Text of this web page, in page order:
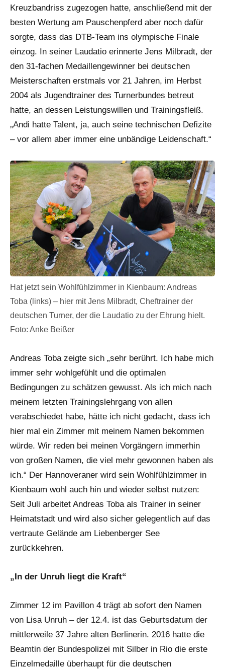
Kreuzbandriss zugezogen hatte, anschließend mit der
besten Wertung am Pauschenpferd aber noch dafür
sorgte, dass das DTB-Team ins olympische Finale
einzog. In seiner Laudatio erinnerte Jens Milbradt, der
den 31-fachen Medaillengewinner bei deutschen
Meisterschaften erstmals vor 21 Jahren, im Herbst
2004 als Jugendtrainer des Turnerbundes betreut
hatte, an dessen Leistungswillen und Trainingsfleiß.
„Andi hatte Talent, ja, auch seine technischen Defizite
– vor allem aber immer eine unbändige Leidenschaft.“
Hat jetzt sein Wohlfühlzimmer in Kienbaum: Andreas
Toba (links) – hier mit Jens Milbradt, Cheftrainer der
deutschen Turner, der die Laudatio zu der Ehrung hielt.
Foto: Anke Beißer
Andreas Toba zeigte sich „sehr berührt. Ich habe mich
immer sehr wohlgefühlt und die optimalen
Bedingungen zu schätzen gewusst. Als ich mich nach
meinem letzten Trainingslehrgang von allen
verabschiedet habe, hätte ich nicht gedacht, dass ich
hier mal ein Zimmer mit meinem Namen bekommen
würde. Wir reden bei meinen Vorgängern immerhin
von großen Namen, die viel mehr gewonnen haben als
ich.“ Der Hannoveraner wird sein Wohlfühlzimmer in
Kienbaum wohl auch hin und wieder selbst nutzen:
Seit Juli arbeitet Andreas Toba als Trainer in seiner
Heimatstadt und wird also sicher gelegentlich auf das
vertraute Gelände am Liebenberger See
zurückkehren.
„In der Unruh liegt die Kraft“
Zimmer 12 im Pavillon 4 trägt ab sofort den Namen
von Lisa Unruh – der 12.4. ist das Geburtsdatum der
mittlerweile 37 Jahre alten Berlinerin. 2016 hatte die
Beamtin der Bundespolizei mit Silber in Rio die erste
Einzelmedaille überhaupt für die deutschen